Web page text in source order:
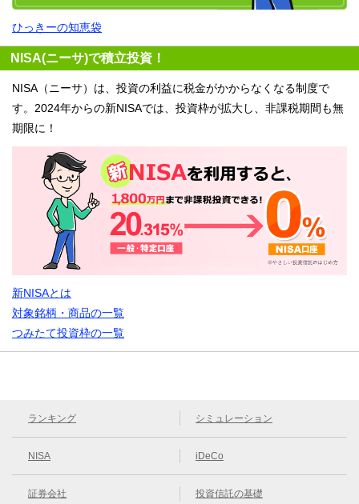
ひっきーの知恵袋
NISA(ニーサ)で積立投資！
NISA（ニーサ）は、投資の利益に税金がかからなくなる制度で
す。2024年からの新NISAでは、投資枠が拡大し、非課税期間も無
期限に！
新NISAとは
対象銘柄・商品の一覧
つみたて投資枠の一覧
ランキング シミュレーション
NISA iDeCo
証券会社 投資信託の基礎